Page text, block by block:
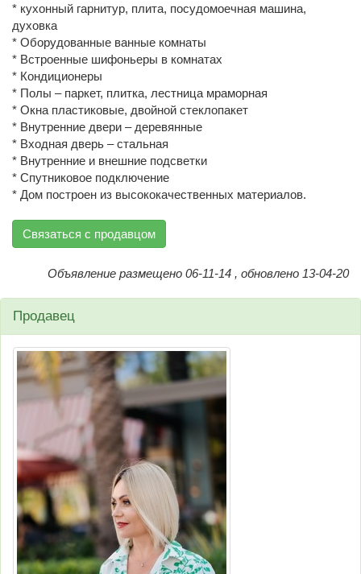
* кухонный гарнитур, плита, посудомоечная машина,
духовка
* Оборудованные ванные комнаты
* Встроенные шифоньеры в комнатах
* Кондиционеры
* Полы – паркет, плитка, лестница мраморная
* Окна пластиковые, двойной стеклопакет
* Внутренние двери – деревянные
* Входная дверь – стальная
* Внутренние и внешние подсветки
* Спутниковое подключение
* Дом построен из высококачественных материалов.
Связаться с продавцом
Объявление размещено 06-11-14 , обновлено 13-04-20
Продавец